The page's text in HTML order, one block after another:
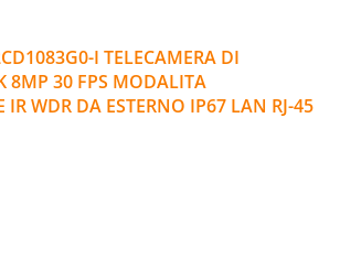
I TELECAMERA DI
8MP 30 FPS MODALITA
WDR DA ESTERNO IP67 LAN RJ-45